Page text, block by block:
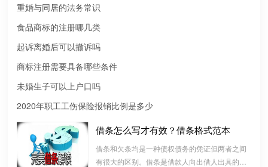
重婚与同居的法务常识
食品商标的注册哪几类
起诉离婚后可以撤诉吗
商标注册需要具备哪些条件
未婚生子可以上户口吗
2020年职工工伤保险报销比例是多少
借条怎么写才有效？借条格式范本
借条和欠条均是一种债权债务的凭证但两者之间
有很大的区别。借条是借款人向出借人出具的借
微信转账凭证能证明存在借款关系吗？
出借人只提供微信转账凭证，只能证明双方的借贷关系生效，但是
不能证明双方存在借款关系。